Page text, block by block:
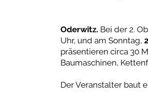
Oderwitz. Bei der 2.
Uhr, und am Sonntag,
präsentieren circa 30
Baumaschinen,
Der Veranstalter baut